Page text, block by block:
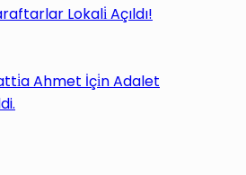
Lokali̇ Açıldı!
Ahmet İçi̇n Adalet